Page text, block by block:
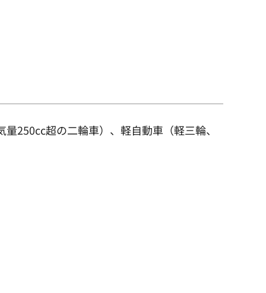
250cc超の二輪車）、軽自動車（軽三輪、